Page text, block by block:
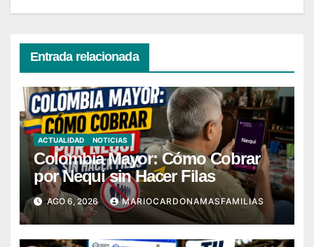
Entrada relacionada
ACTUALIDAD NOTICIAS
Colombia Mayor: Cómo Cobrar
por Nequi sin Hacer Filas
AGO 6, 2026 MARIOCARDONAMASFAMILIAS